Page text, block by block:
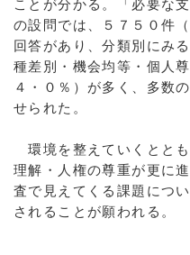
ことが分かる。「必要な
の設問では、５７５０件
回答があり、分類別にみ
種差別・機会均等・個人
４・０％）が多く、多数
せられた。
環境を整えていくとと
理解・人権の尊重が更に
査で見えてくる課題につ
されることが願われる。